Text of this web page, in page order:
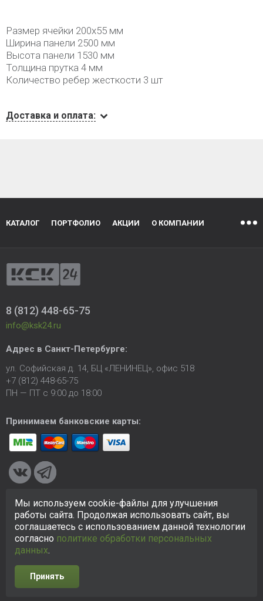
Размер ячейки 200х55 мм
Ширина панели 2500 мм
Высота панели 1530 мм
Толщина прутка 4 мм
Количество ребер жесткости 3 шт
Доставка и оплата:
КАТАЛОГ ПОРТФОЛИО АКЦИИ О КОМПАНИИ
8 (812) 448-65-75
info@ksk24.ru
Адрес в Санкт-Петербурге:
ул. Софийская д. 14, БЦ «ЛЕНИНЕЦ», офис 518
+7 (812) 448-65-75
ПН — ПТ с 9:00 до 18:00
Принимаем банковские карты:
© 2005-2026 ООО «КСК». Сайтhttps://ksk24.ruсоздан
исключительно в информационных целях и любая информация
на сайте не является публичной офертой.Политика в
отношении персональных данных
Разработка сайта
Мы используем cookie-файлы для улучшения
работы сайта. Продолжая использовать сайт, вы
соглашаетесь с использованием данной технологии
согласно политике обработки персональных
данных.
Принять